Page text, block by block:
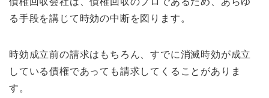
る手段を講じて時効の中断を図ります。
時効成立前の請求はもちろん、すでに消滅時効が成立
している債権であっても請求してくることがありま
す。